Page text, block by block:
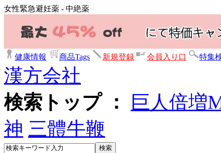
女性緊急避妊薬 - 中絶薬
健康情報 商品Tags 新規登録 会員入り口 特集
漢方会社
検索トップ ：
巨人倍増
神 三體牛鞭